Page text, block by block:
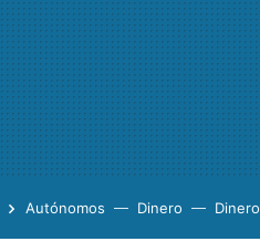
Autónomos Dinero Dinero